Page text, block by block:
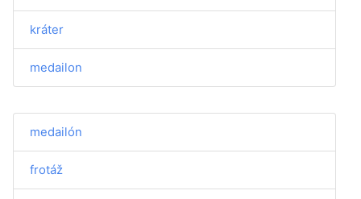
kráter
medailon
medailón
frotáž